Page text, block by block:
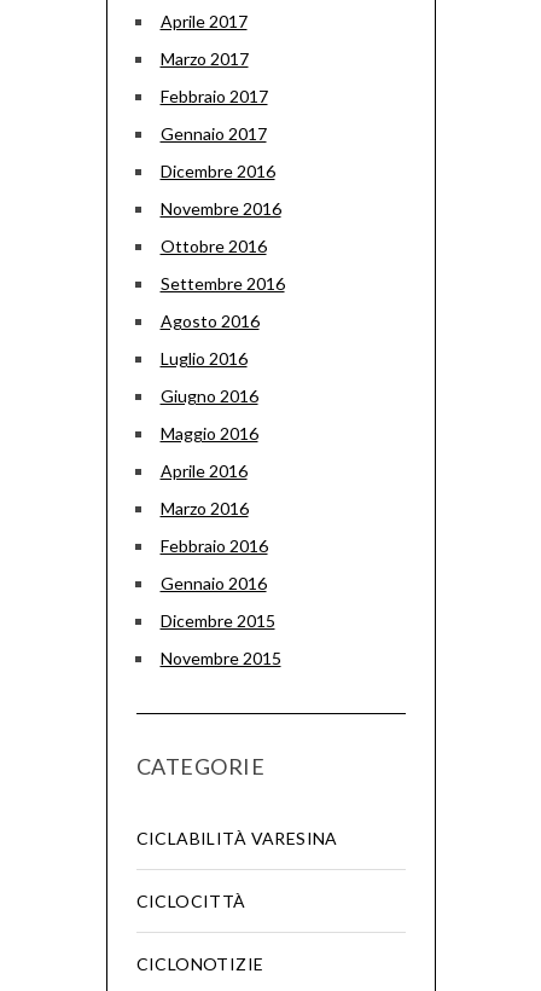
Aprile 2017
Marzo 2017
Febbraio 2017
Gennaio 2017
Dicembre 2016
Novembre 2016
Ottobre 2016
Settembre 2016
Agosto 2016
Luglio 2016
Giugno 2016
Maggio 2016
Aprile 2016
Marzo 2016
Febbraio 2016
Gennaio 2016
Dicembre 2015
Novembre 2015
CATEGORIE
CICLABILITÀ VARESINA
CICLOCITTÀ
CICLONOTIZIE